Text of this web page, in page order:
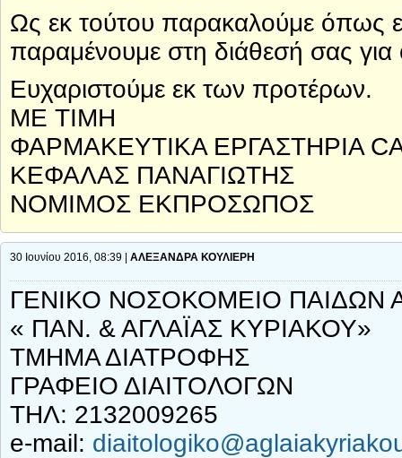
Ως εκ τούτου παρακαλούμε όπως
παραμένουμε στη διάθεσή σας για
Ευχαριστούμε εκ των προτέρων.
ΜΕ ΤΙΜΗ
ΦΑΡΜΑΚΕΥΤΙΚΑ ΕΡΓΑΣΤΗΡΙΑ
ΚΕΦΑΛΑΣ ΠΑΝΑΓΙΩΤΗΣ
ΝΟΜΙΜΟΣ ΕΚΠΡΟΣΩΠΟΣ
30 Ιουνίου 2016, 08:39 | ΑΛΕΞΑΝΔΡΑ ΚΟΥΛΙΕΡΗ
ΓΕΝΙΚΟ ΝΟΣΟΚΟΜΕΙΟ ΠΑΙΔΩΝ
« ΠΑΝ. & ΑΓΛΑΪΑΣ ΚΥΡΙΑΚΟΥ»
ΤΜΗΜΑ ΔΙΑΤΡΟΦΗΣ
ΓΡΑΦΕΙΟ ΔΙΑΙΤΟΛΟΓΩΝ
ΤΗΛ: 2132009265
e-mail: